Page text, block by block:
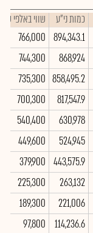
כמות ני"ע
שווי באלפי
894,343.1
766,000
868,924
744,300
858,495.2
735,300
817,547.9
700,300
630,978
540,400
524,945
449,600
443,575.9
379,900
263,132
225,300
221,006
189,300
114,236.6
97,800